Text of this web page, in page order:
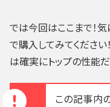
では今回はここまで！
で購入してみてくださ
は確実にトップの性能だ
この記事内